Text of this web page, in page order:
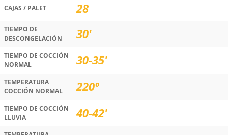
CAJAS / PALET 28
TIEMPO DE
DESCONGELACIÓN
30'
TIEMPO DE COCCIÓN
NORMAL
30-35'
TEMPERATURA
COCCIÓN NORMAL
220º
TIEMPO DE COCCIÓN
LLUVIA
40-42'